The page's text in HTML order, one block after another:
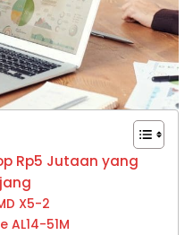
Rp5 Jutaan yang
X5-2
AL14-51M